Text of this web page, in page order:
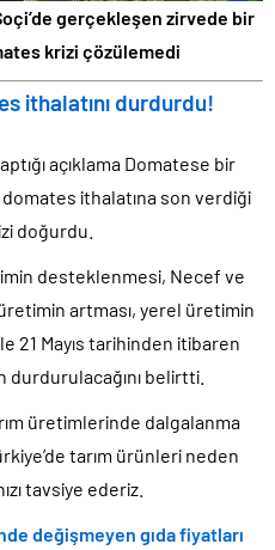
gerçekleşen zirvede bir
krizi çözülemedi
ithalatını durdurdu!
açıklama Domatese bir
ithalatına son verdiği
doğurdu.
desteklenmesi, Necef ve
artması, yerel üretimin
21 Mayıs tarihinden itibaren
durdurulacağını belirtti.
üretimlerinde dalgalanma
tarım ürünleri neden
tavsiye ederiz.
değişmeyen gıda fiyatları